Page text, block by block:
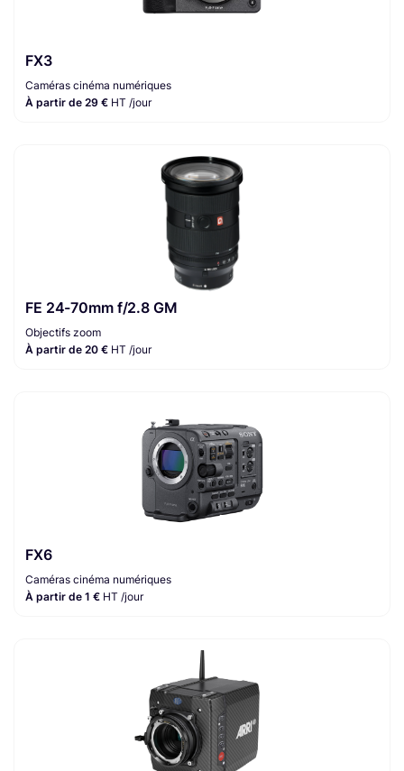
FX3
Caméras cinéma numériques
À partir de 29 € HT /jour
FE 24-70mm f/2.8 GM
Objectifs zoom
À partir de 20 € HT /jour
FX6
Caméras cinéma numériques
À partir de 1 € HT /jour